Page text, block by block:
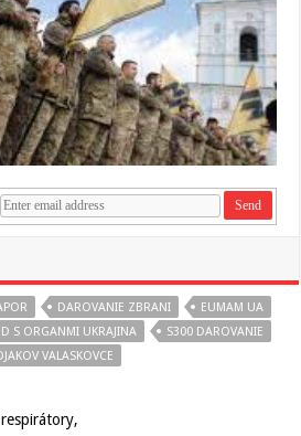
DAROVANIE ZBRANI
EUMAM UA
S ORGANMI UKRAJINA
S300 DAROVANIE
VALASKOVCE